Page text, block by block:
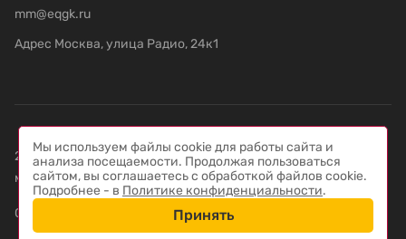
mm@eqgk.ru
Адрес Москва, улица Радио, 24к1
2022-2026 © "ЭКЬЮ Мультимедиа" – Интегратор
мультимедийных решений
Создание сайта — компания «Пиксель Плюс
Мы используем файлы cookie для работы сайта и
анализа посещаемости. Продолжая пользоваться
сайтом, вы соглашаетесь с обработкой файлов cookie.
Подробнее - в Политике конфиденциальности.
Принять